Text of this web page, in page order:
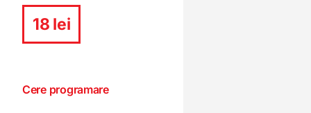
18 lei
Cere programare